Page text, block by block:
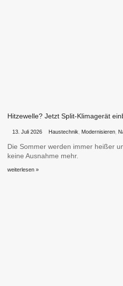
Hitzewelle? Jetzt Split-Klimagerät
13. Juli 2026 Haustechnik Modernisieren
Die Sommer werden immer heißer
keine Ausnahme mehr.
weiterlesen »